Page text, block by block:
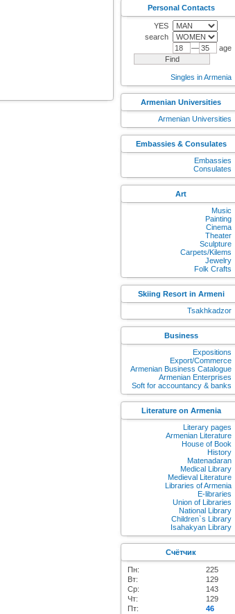
Personal Contacts
YES
search
—
age
Singles in Armenia
Armenian Universities
Armenian Universities
Embassies & Consulates
Embassies
Consulates
Art
Music
Painting
Cinema
Theater
Sculpture
Carpets/Kilems
Jewelry
Folk Crafts
Skiing Resort in Armeni
Tsakhkadzor
Business
Expositions
Export/Commerce
Armenian Business Catalogue
Armenian Enterprises
Soft for accountancy & banks
Literature on Armenia
Literary pages
Armenian Literature
House of Book
History
Matenadaran
Medical Library
Medieval Literature
Libraries of Armenia
E-libraries
Union of Libraries
National Library
Children`s Library
Isahakyan Library
Счётчик
Пн:
225
Вт:
129
Ср:
143
Чт:
129
Пт:
46